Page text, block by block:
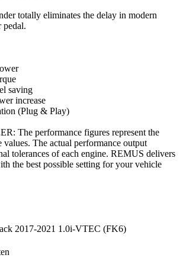
totally eliminates the delay in modern
pedal.
saving
increase
(Plug & Play)
The performance figures represent the
values. The actual performance output
tolerances of each engine. REMUS delivers
the best possible setting for your vehicle
2017-2021 1.0i-VTEC (FK6)